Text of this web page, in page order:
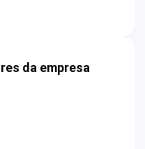
da empresa